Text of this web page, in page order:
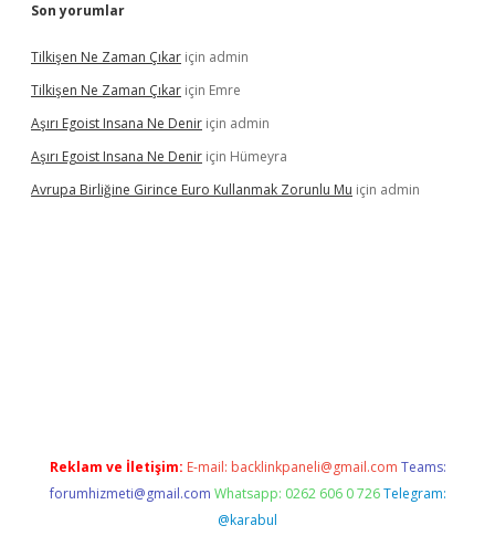
Son yorumlar
Tilkişen Ne Zaman Çıkar için admin
Tilkişen Ne Zaman Çıkar için Emre
Aşırı Egoist Insana Ne Denir için admin
Aşırı Egoist Insana Ne Denir için Hümeyra
Avrupa Birliğine Girince Euro Kullanmak Zorunlu Mu için admin
Reklam ve İletişim: E-mail: backlinkpaneli@gmail.com Teams:
forumhizmeti@gmail.com Whatsapp: 0262 606 0 726 Telegram:
@karabul